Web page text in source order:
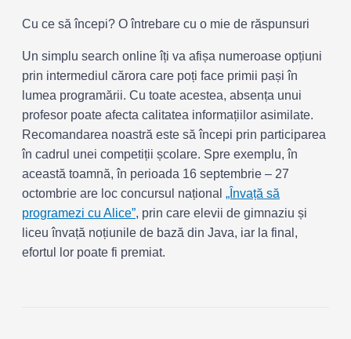
Cu ce să începi? O întrebare cu o mie de răspunsuri
Un simplu search online îți va afișa numeroase opțiuni
prin intermediul cărora care poți face primii pași în
lumea programării. Cu toate acestea, absența unui
profesor poate afecta calitatea informațiilor asimilate.
Recomandarea noastră este să începi prin participarea
în cadrul unei competiții școlare. Spre exemplu, în
această toamnă, în perioada 16 septembrie – 27
octombrie are loc concursul național „Învață să
programezi cu Alice”, prin care elevii de gimnaziu și
liceu învață noțiunile de bază din Java, iar la final,
efortul lor poate fi premiat.